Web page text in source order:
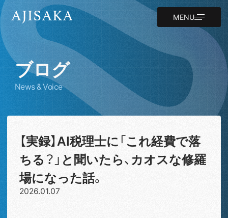
MENU
ブログ
News & Voice
【実録】AI税理士に「これ経費で落
ちる？」と聞いたら、カオスな修羅
場になった話。
2026.01.07